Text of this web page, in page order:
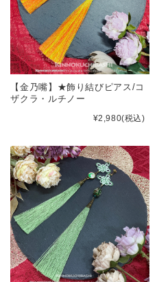
【金乃嘴】★飾り結びピアス/コ
ザクラ・ルチノー
¥2,980(税込)